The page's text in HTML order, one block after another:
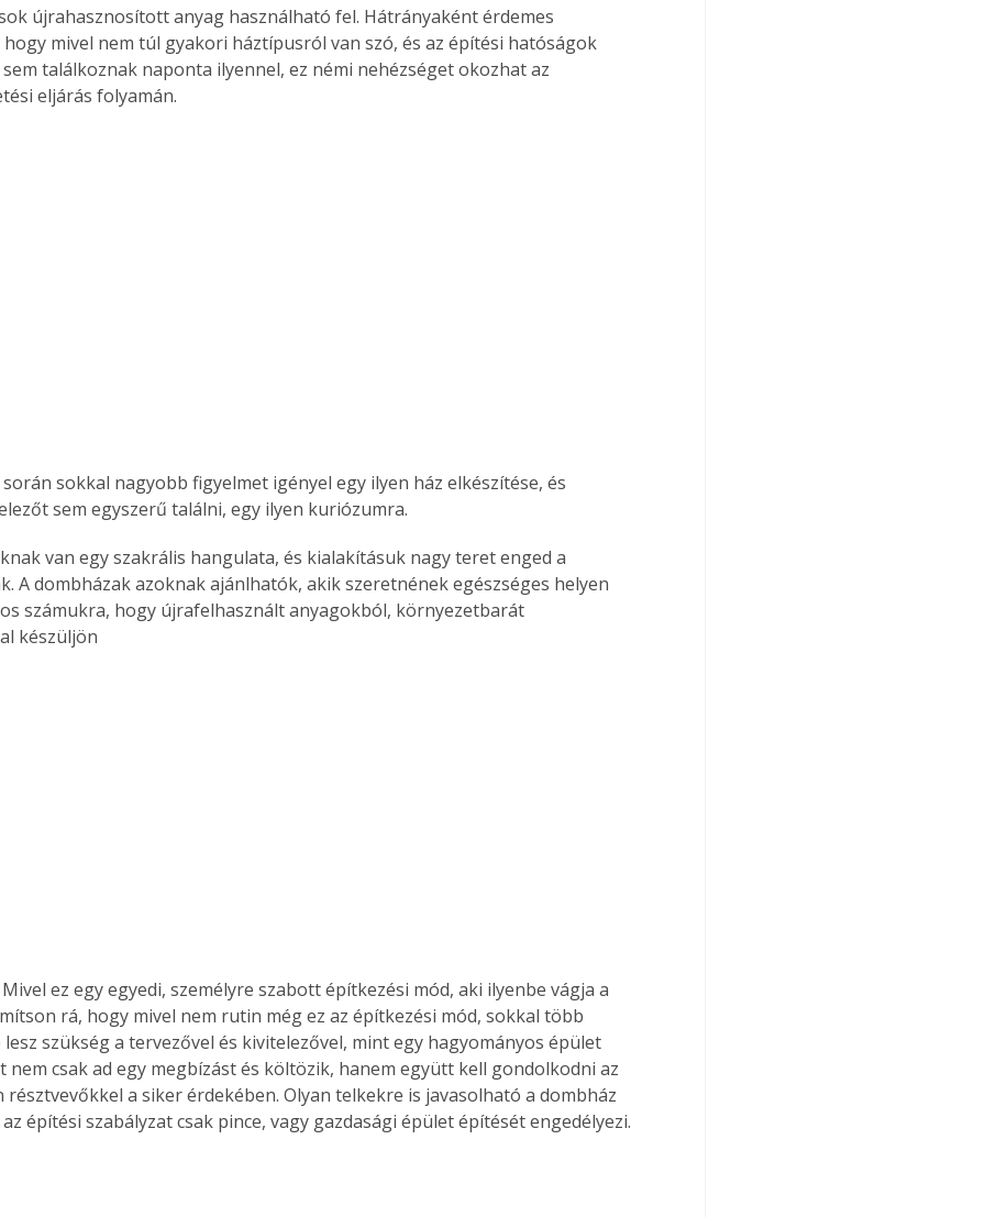
egyedi
újrahasznosított anyag használható fel. Hátrányaként érdemes
mivel nem túl gyakori háztípusról van szó, és az építési hatóságok
találkoznak naponta ilyennel, ez némi nehézséget okozhat az
eljárás folyamán.
sem egyszerű találni, egy ilyen kuriózumra.
A dombházak azoknak ajánlhatók, akik szeretnének egészséges helyen
számukra, hogy újrafelhasznált anyagokból, környezetbarát
készüljön
ez egy egyedi, személyre szabott építkezési mód, aki ilyenbe vágja a
rá, hogy mivel nem rutin még ez az építkezési mód, sokkal több
szükség a tervezővel és kivitelezővel, mint egy hagyományos épület
nem csak ad egy megbízást és költözik, hanem együtt kell gondolkodni az
résztvevőkkel a siker érdekében. Olyan telkekre is javasolható a dombház
építési szabályzat csak pince, vagy gazdasági épület építését engedélyezi.